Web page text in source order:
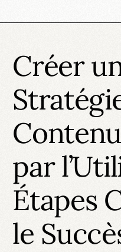
Créer
par
Étapes
le
HOT